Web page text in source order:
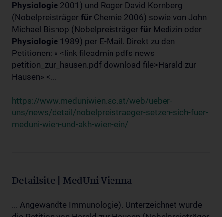
Physiologie 2001) und Roger David Kornberg
(Nobelpreisträger für Chemie 2006) sowie von John
Michael Bishop (Nobelpreisträger für Medizin oder
Physiologie 1989) per E-Mail. Direkt zu den
Petitionen: » <link fileadmin pdfs news
petition_zur_hausen.pdf download file>Harald zur
Hausen» <...
https://www.meduniwien.ac.at/web/ueber-
uns/news/detail/nobelpreistraeger-setzen-sich-fuer-
meduni-wien-und-akh-wien-ein/
Detailsite | MedUni Vienna
... Angewandte Immunologie). Unterzeichnet wurde